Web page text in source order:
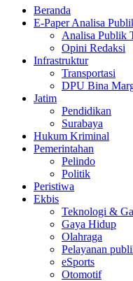
Beranda
E-Paper Analisa
Analisa Publik
Opini Redaksi
Infrastruktur
Transportasi
DPU Bina
Jatim
Pendidikan
Surabaya
Hukum Kriminal
Pemerintahan
Pelindo
Politik
Peristiwa
Ekbis
Teknologi &
Gaya Hidup
Olahraga
Pelayanan
eSports
Otomotif